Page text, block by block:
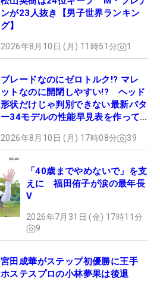
ンが23人抜き【男子世界ランキン
グ】
2026年8月10日 (月) 11時51分 1
ブレードなのにゼロトルク!? マレ
ットなのに開閉しやすい!? ヘッド
形状だけじゃ判別できない最新パタ
ー34モデルの性能早見表を作って
2026年8月10日 (月) 17時08分 39
「40歳までやめないで」を支
えに 福田侑子が涙の最年長
V
2026年7月31日 (金) 17時11分
9
宮田成華がステップ初優勝に王手
ホステスプロの小林夢果は後退